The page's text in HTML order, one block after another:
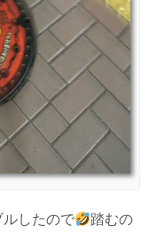
したので
踏むの